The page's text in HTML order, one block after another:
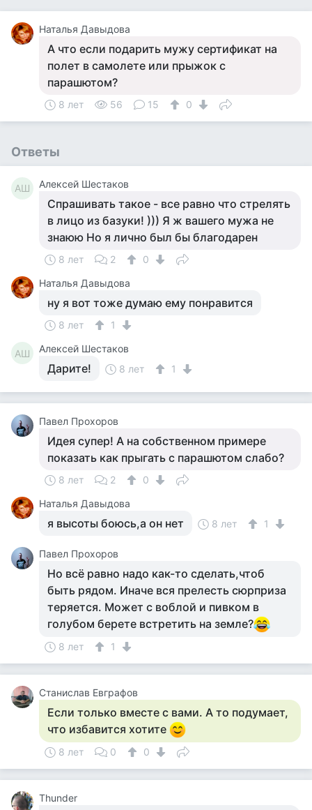
Наталья Давыдова
А что если подарить мужу сертификат на
полет в самолете или прыжок с
парашютом?
8 лет 56 15 0
Ответы
АШ Алексей Шестаков
Спрашивать такое - все равно что стрелять
в лицо из базуки! ))) Я ж вашего мужа не
знаюю Но я лично был бы благодарен
8 лет 2
0
Наталья Давыдова
ну я вот тоже думаю ему понравится
8 лет 1
АШ Алексей Шестаков
Дарите! 8 лет 1
Павел Прохоров
Идея супер! А на собственном примере
показать как прыгать с парашютом слабо?
8 лет 2
0
Наталья Давыдова
я высоты боюсь,а он нет 8 лет 1
Павел Прохоров
Но всё равно надо как-то сделать,чтоб
быть рядом. Иначе вся прелесть сюрприза
теряется. Может с воблой и пивком в
голубом берете встретить на земле?
8 лет 1
Станислав Евграфов
Если только вместе с вами. А то подумает,
что избавится хотите
8 лет 0 0
Thunder